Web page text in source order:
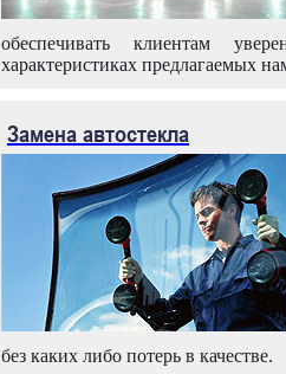
обеспечивать клиентам
характеристиках предлагаемых
Замена автостекла
без каких либо потерь в качестве.